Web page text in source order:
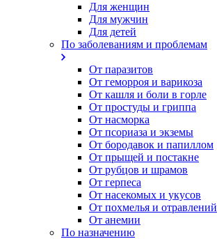
Для женщин
Для мужчин
Для детей
По заболеваниям и проблемам
От паразитов
Oт геморроя и варикоза
От кашля и боли в горле
От простуды и гриппа
От насморка
Oт псориаза и экземы
От бородавок и папиллом
От прыщей и постакне
От рубцов и шрамов
От герпеса
От насекомых и укусов
От похмелья и отравлений
От анемии
По назначению